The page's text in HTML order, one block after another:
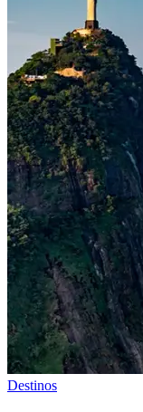
Destinos